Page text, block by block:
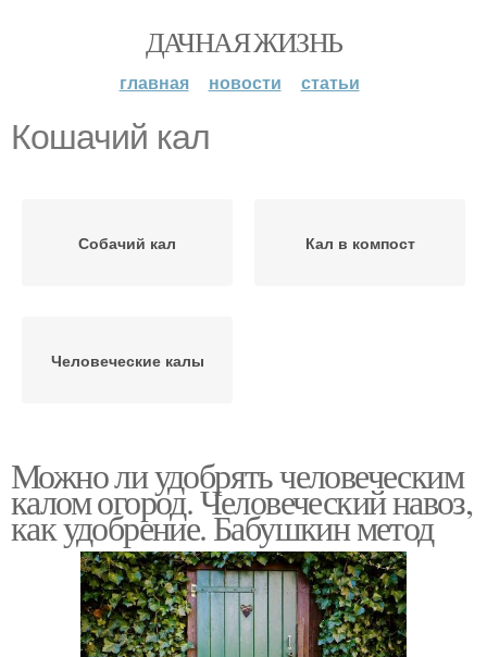
ДАЧНАЯ ЖИЗНЬ
главная новости статьи
Кошачий кал
Собачий кал Кал в компост
Человеческие калы
Можно ли удобрять человеческим
калом огород. Человеческий навоз,
как удобрение. Бабушкин метод